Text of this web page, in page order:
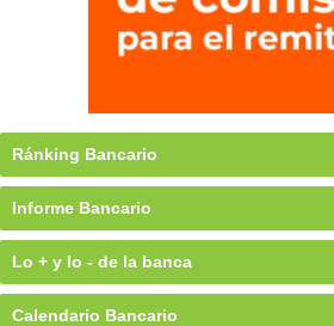
Ránking Bancario
Informe Bancario
Lo + y lo - de la banca
Calendario Bancario